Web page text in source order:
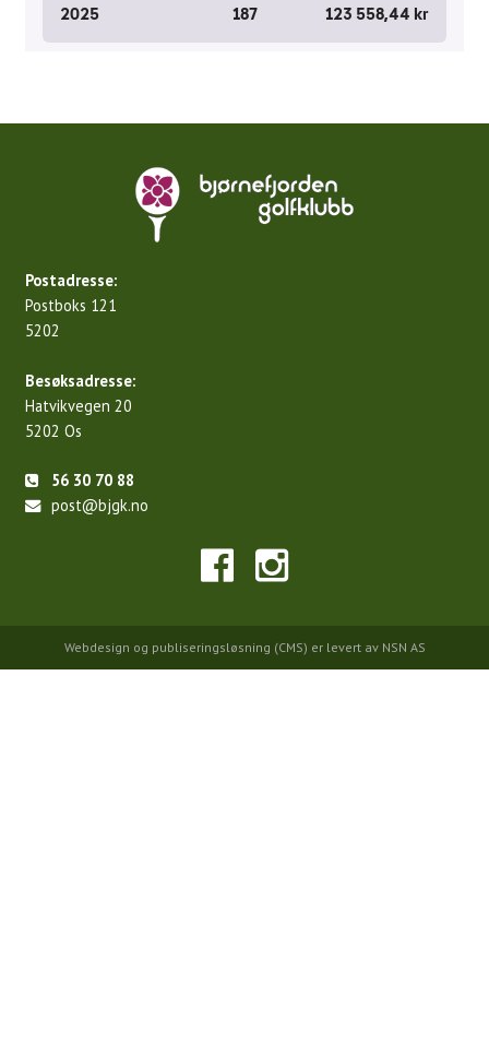
Postadresse:
Postboks 121
5202
Besøksadresse:
Hatvikvegen 20
5202 Os
56 30 70 88
post@bjgk.no
Webdesign og publiseringsløsning (CMS) er levert av NSN AS